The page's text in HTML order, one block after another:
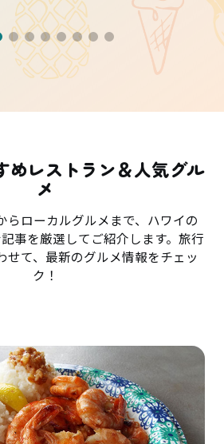
めレストラン＆人気グル
メ
らローカルグルメまで、ハワイの
記事を厳選してご紹介します。旅行
せて、最新のグルメ情報をチェッ
ク！